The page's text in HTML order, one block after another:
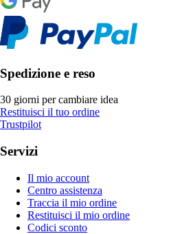
Spedizione e reso
30 giorni per cambiare idea
Restituisci il tuo ordine
Trustpilot
Servizi
Il mio account
Centro assistenza
Traccia il mio ordine
Restituisci il mio ordine
Codici sconto